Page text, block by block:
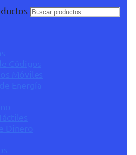
Códigos
Móviles
Energía
Dinero